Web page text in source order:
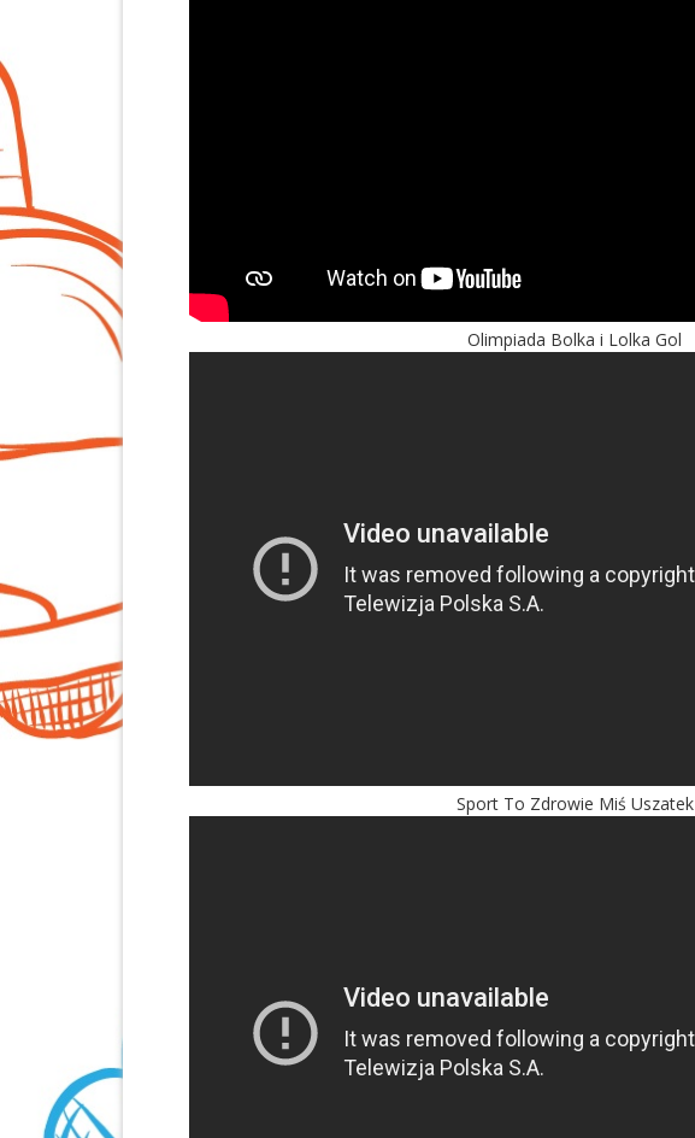
Olimpiada Bolka i Lolka Gol
Sport To Zdrowie Miś Uszatek